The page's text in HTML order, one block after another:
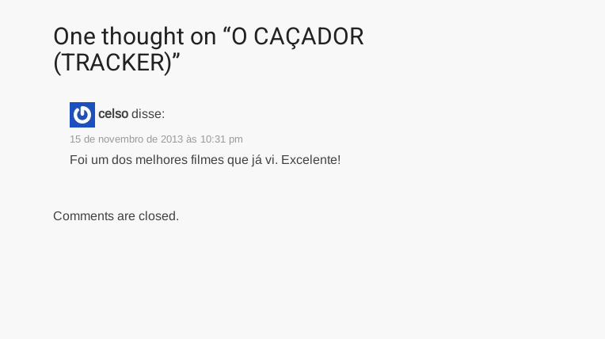
Post
One thought on “O CAÇADOR
(TRACKER)”
celso disse:
15 de novembro de 2013 às 10:31 pm
Foi um dos melhores filmes que já vi. Excelente!
Comments are closed.